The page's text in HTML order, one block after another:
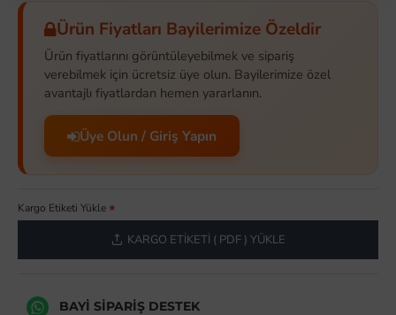
Ürün Fiyatları Bayilerimize Özeldir
Ürün fiyatlarını görüntüleyebilmek ve sipariş
verebilmek için ücretsiz üye olun. Bayilerimize özel
avantajlı fiyatlardan hemen yararlanın.
Üye Olun / Giriş Yapın
Kargo Etiketi Yükle
KARGO ETIKETI ( PDF ) YÜKLE
BAYI SIPARIŞ DESTEK